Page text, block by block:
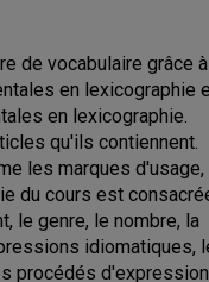
de vocabulaire grâce à
en lexicographie
en lexicographie.
qu'ils contiennent.
les marques d'usage,
du cours est
le genre, le nombre, la
idiomatiques,
procédés